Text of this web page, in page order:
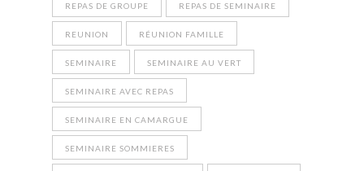
REPAS DE GROUPE REPAS DE SEMINAIRE
REUNION RÉUNION FAMILLE
SEMINAIRE SEMINAIRE AU VERT
SEMINAIRE AVEC REPAS
SEMINAIRE EN CAMARGUE
SEMINAIRE SOMMIERES